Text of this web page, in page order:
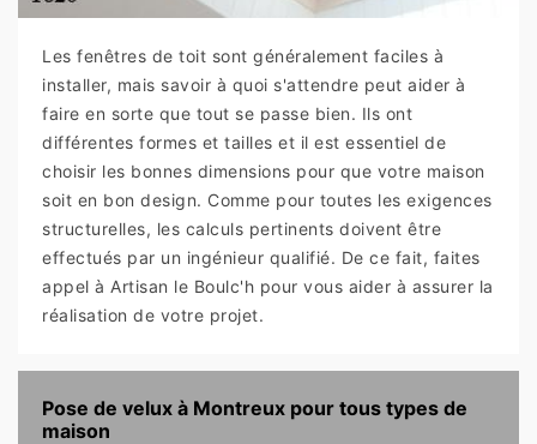
Les fenêtres de toit sont généralement faciles à
installer, mais savoir à quoi s'attendre peut aider à
faire en sorte que tout se passe bien. Ils ont
différentes formes et tailles et il est essentiel de
choisir les bonnes dimensions pour que votre maison
soit en bon design. Comme pour toutes les exigences
structurelles, les calculs pertinents doivent être
effectués par un ingénieur qualifié. De ce fait, faites
appel à Artisan le Boulc'h pour vous aider à assurer la
réalisation de votre projet.
Pose de velux à Montreux pour tous types de
maison